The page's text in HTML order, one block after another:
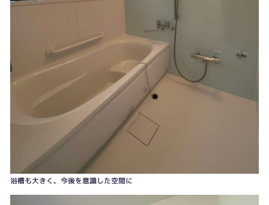
浴槽も大きく、今後を意識した空間に
トイレは小便器からの取替となりました